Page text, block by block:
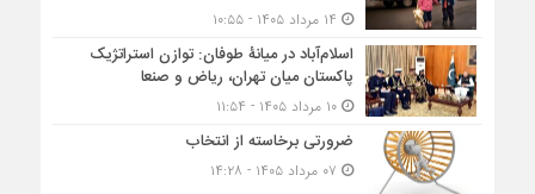
اسلام‌آباد در میانۀ طوفان: توازن استراتژیک
پاکستان میان تهران، ریاض و صنعا
۱۰ مرداد ۱۴۰۵ - ۱۱:۵۴
ضرورتی برخاسته از انتخاب